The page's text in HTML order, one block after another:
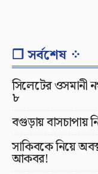
❐ সর্বশেষ ⁘
সিলেটের ওসমানী
৮
বগুড়ায়
সাকিবকে নিয়ে
আকবর!